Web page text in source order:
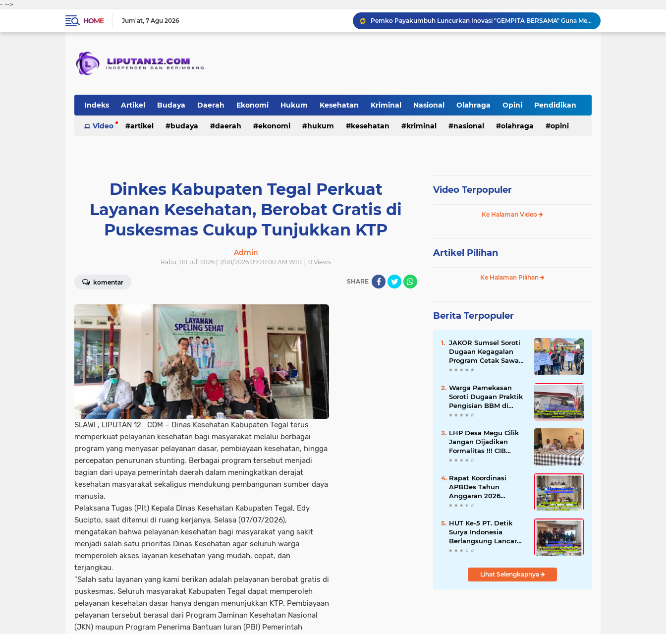
- -->
HOME
Jum'at 7 Agu 2026
Pemko Payakumbuh Luncurkan Inovasi "GEMPITA BERSAMA" Guna Mendorong Pemanfaatan Pekarangan Sebagai Sumber Pangan Keluarga
LSM TOPAN RI Resmi Adukan Temuan Proyek Drainase Tenggumung Wetan ke Ditkrimsus Polda Jatim dan Kejati Jatim
Walikota Zulmaeta Melantik Pengurus Baru KONI Kota Payakumbuh Masa Bakti 2026-2030
Indeks Artikel Budaya Daerah Ekonomi Hukum Kesehatan Kriminal Nasional Olahraga Opini Pendidikan
Peristiwa Politik TNI-Polri sosial
Video artikel budaya daerah ekonomi hukum kesehatan kriminal nasional olahraga opini
Dinkes Kabupaten Tegal Perkuat
Layanan Kesehatan, Berobat Gratis di
Puskesmas Cukup Tunjukkan KTP
Admin
Rabu, 08 Juli 2026 | 7/08/2026 09:20:00 AM WIB | 0 Views
komentar SHARE
SLAWI , LIPUTAN 12 . COM – Dinas Kesehatan Kabupaten Tegal terus
memperkuat pelayanan kesehatan bagi masyarakat melalui berbagai
program yang menyasar pelayanan dasar, pembiayaan kesehatan, hingga
percepatan penurunan stunting. Berbagai program tersebut menjadi
bagian dari upaya pemerintah daerah dalam meningkatkan derajat
kesehatan masyarakat sekaligus mendukung pembangunan sumber daya
manusia.
Pelaksana Tugas (Plt) Kepala Dinas Kesehatan Kabupaten Tegal, Edy
Sucipto, saat ditemui di ruang kerjanya, Selasa (07/07/2026),
mengatakan bahwa pelayanan kesehatan bagi masyarakat yang sakit
menjadi salah satu prioritas Dinas Kesehatan agar seluruh warga
memperoleh akses layanan kesehatan yang mudah, cepat, dan
terjangkau.
"Salah satu layanan yang kami berikan adalah pelayanan berobat gratis di
puskesmas. Seluruh masyarakat Kabupaten Tegal dapat memperoleh
pelayanan kesehatan dasar hanya dengan menunjukkan KTP. Pembiayaan
pelayanan tersebut berasal dari Program Jaminan Kesehatan Nasional
(JKN) maupun Program Penerima Bantuan Iuran (PBI) Pemerintah
Video Terpopuler
Ke Halaman Video
Artikel Pilihan
Ke Halaman Pilihan
Berita Terpopuler
JAKOR Sumsel Soroti
Dugaan Kegagalan
Program Cetak Sawah
Rp105 Miliar di Ogan
Pertanian Mundur
Warga Pamekasan
Soroti Dugaan Praktik
Pengisian BBM di
SPBU Cem Manis,
Pengawasan
LHP Desa Megu Cilik
Jangan Dijadikan
Formalitas !!! CIB
Desak Inspektorat
dan Hentikan Dugaan
Permainan Oknum
Rapat Koordinasi
APBDes Tahun
Anggaran 2026
Semester II,
Sokobanah Libatkan 12
Desa
HUT Ke-5 PT. Detik
Surya Indonesia
Berlangsung Lancar
dan Profesional,
Wartawan
Lihat Selengkapnya